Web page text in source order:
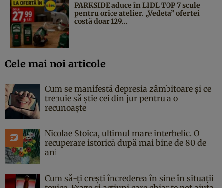
PARKSIDE aduce în LIDL TOP 7 scule
pentru orice atelier. „Vedeta” ofertei
costă doar 129...
Cele mai noi articole
Cum se manifestă depresia zâmbitoare și ce
trebuie să știe cei din jur pentru a o
recunoaște
Nicolae Stoica, ultimul mare interbelic. O
recuperare istorică după mai bine de 80 de
ani
Cum să-ți crești încrederea în sine în situații